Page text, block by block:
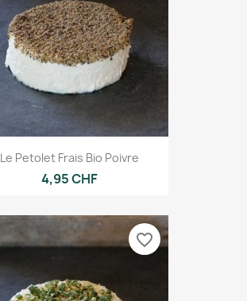
Le Petolet Frais Bio Poivre
4,95 CHF
favorite_border